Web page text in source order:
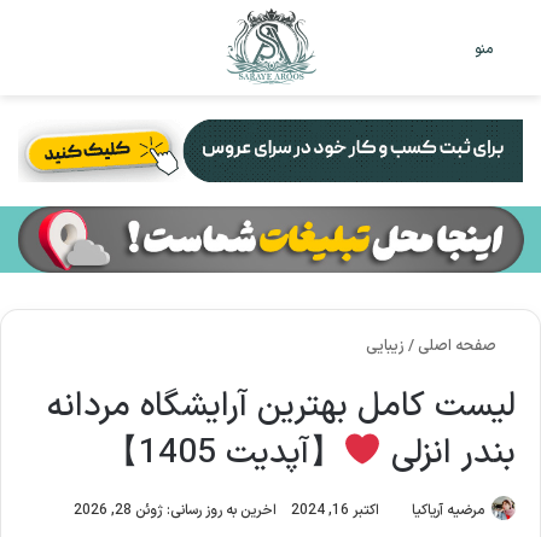
منو
صفحه اصلی / زیبایی
لیست کامل بهترین آرایشگاه مردانه
بندر انزلی
【آپدیت 1405】
مرضیه آریاکیا اکتبر 16, 2024
اخرین به روز رسانی: ژوئن 28, 2026